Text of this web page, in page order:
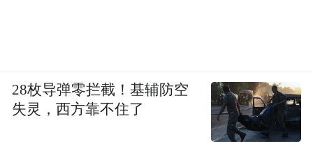
28枚导弹零拦截！基辅防空
失灵，西方靠不住了